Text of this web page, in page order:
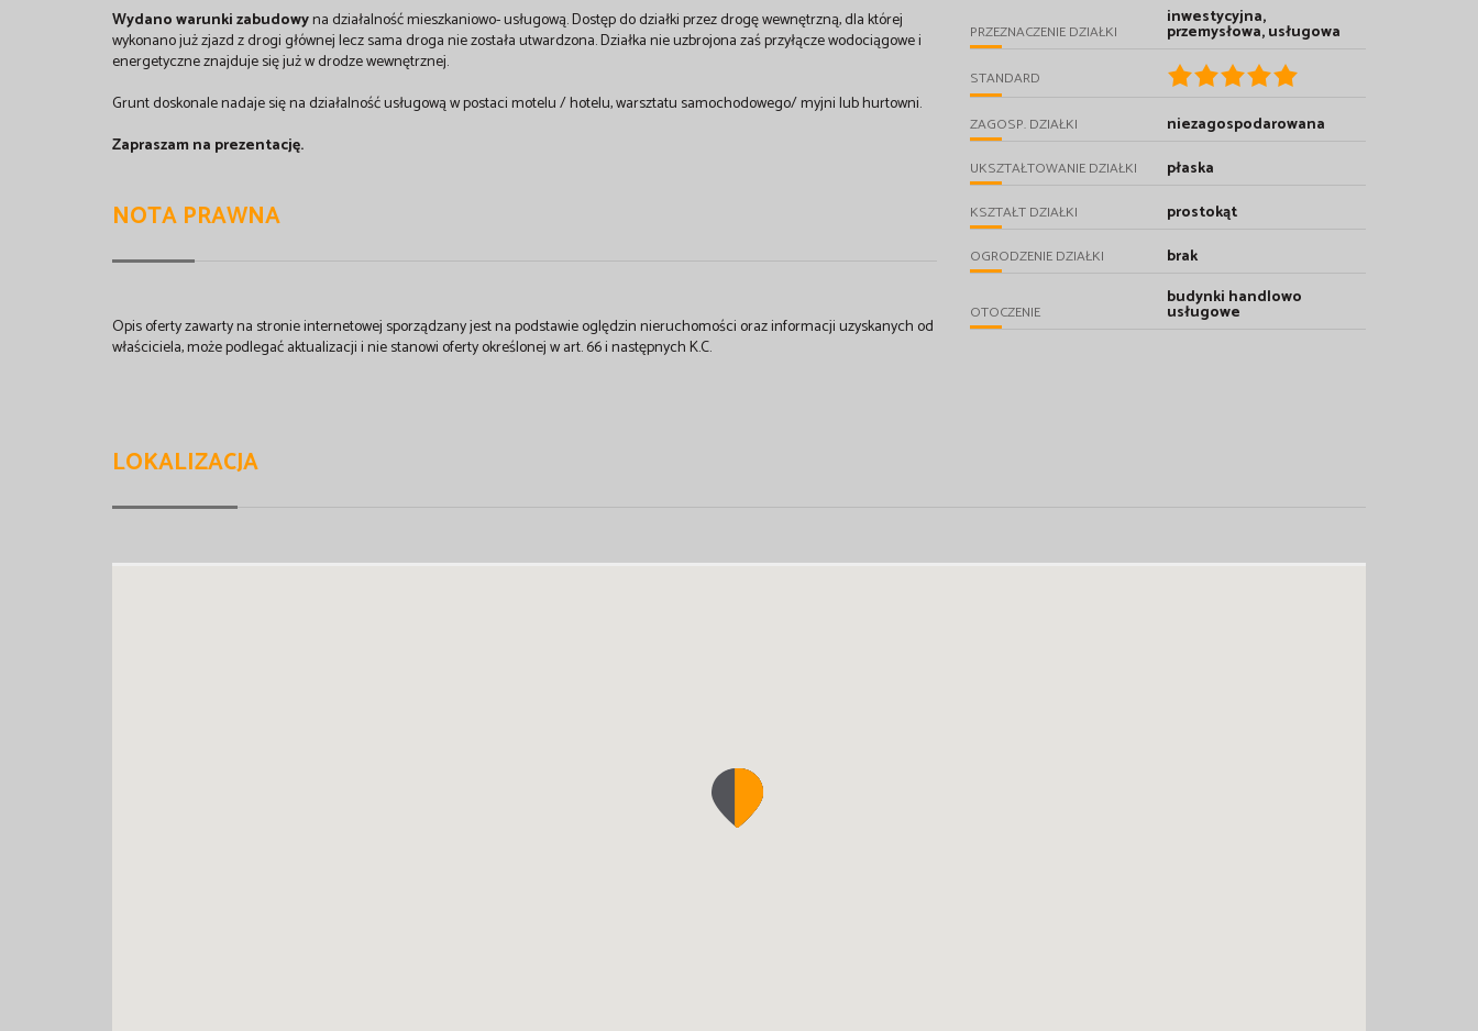
Wydano warunki zabudowyna działalność mieszkaniowo- usługową. Dostęp do działki przez drogę wewnętrzną, dla której
wykonano już zjazd z drogi głównej lecz sama droga nie została utwardzona. Działka nie uzbrojona zaś przyłącze wodociągowe i
energetyczne znajduje się już w drodze wewnętrznej.
Grunt doskonale nadaje się na działalność usługową w postaci motelu / hotelu, warsztatu samochodowego/ myjni lub hurtowni.
Zapraszam na prezentację.
NOTA PRAWNA
Opis oferty zawarty na stronie internetowej sporządzany jest na podstawie oględzin nieruchomości oraz informacji uzyskanych od
właściciela, może podlegać aktualizacji i nie stanowi oferty określonej w art. 66 i następnych K.C.
PRZEZNACZENIE DZIAŁKI
inwestycyjna,
przemysłowa, usługowa
STANDARD
ZAGOSP. DZIAŁKI niezagospodarowana
UKSZTAŁTOWANIE DZIAŁKI płaska
KSZTAŁT DZIAŁKI prostokąt
OGRODZENIE DZIAŁKI brak
OTOCZENIE
budynki handlowo
usługowe
LOKALIZACJA